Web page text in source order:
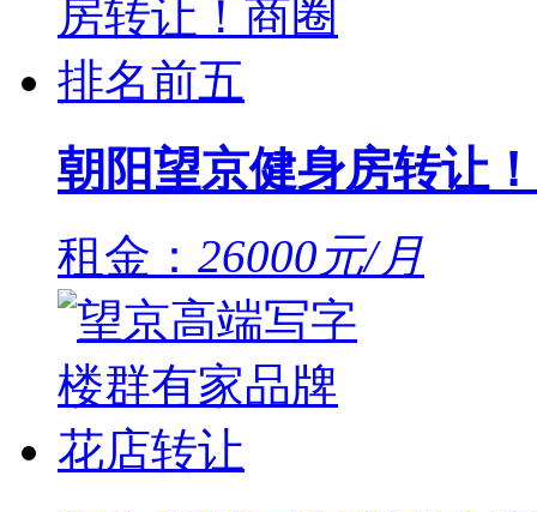
朝阳望京健身房转让
租金： 26000元/月